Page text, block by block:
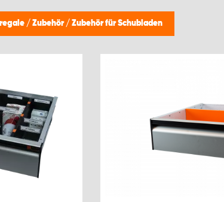
/ Zubehör / Zubehör für Schubladen